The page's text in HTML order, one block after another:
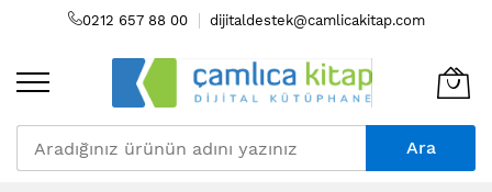
0212 657 88 00 dijitaldestek@camlicakitap.com
Ara